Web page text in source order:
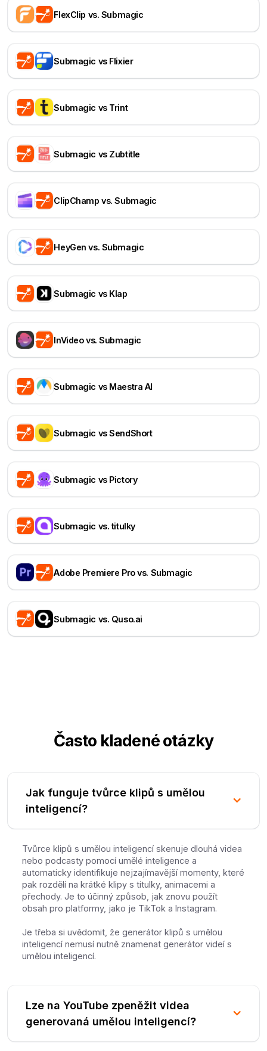
FlexClip vs. Submagic
Submagic vs Flixier
Submagic vs Trint
Submagic vs Zubtitle
ClipChamp vs. Submagic
HeyGen vs. Submagic
Submagic vs Klap
InVideo vs. Submagic
Submagic vs Maestra AI
Submagic vs SendShort
Submagic vs Pictory
Submagic vs. titulky
Adobe Premiere Pro vs. Submagic
Submagic vs. Quso.ai
Často kladené otázky
Jak funguje tvůrce klipů s umělou
inteligencí?
Tvůrce klipů s umělou inteligencí skenuje dlouhá videa
nebo podcasty pomocí umělé inteligence a
automaticky identifikuje nejzajímavější momenty, které
pak rozdělí na krátké klipy s titulky, animacemi a
přechody. Je to účinný způsob, jak znovu použít
obsah pro platformy, jako je TikTok a Instagram.
Je třeba si uvědomit, že generátor klipů s umělou
inteligencí nemusí nutně znamenat generátor videí s
umělou inteligencí.
Lze na YouTube zpeněžit videa
generovaná umělou inteligencí?